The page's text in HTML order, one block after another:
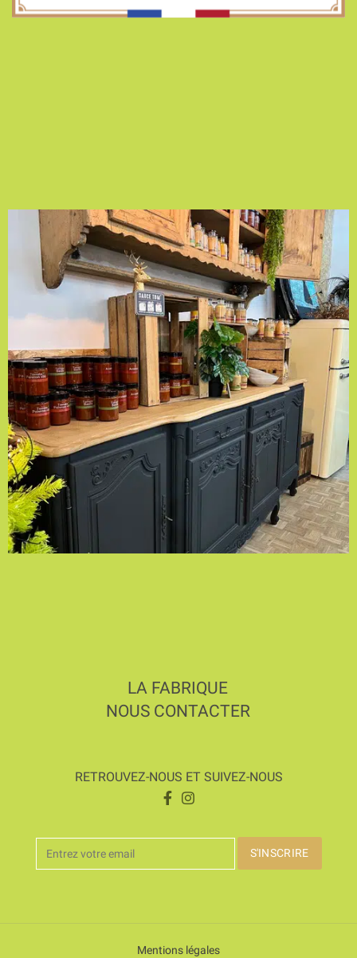
LA FABRIQUE
NOUS CONTACTER
RETROUVEZ-NOUS ET SUIVEZ-NOUS
Mentions légales